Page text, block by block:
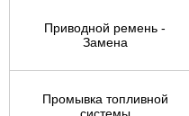
Приводной ремень -
Замена
Промывка топливной